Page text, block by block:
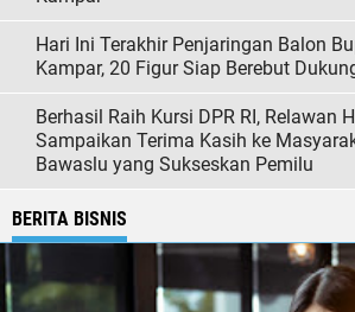
Hari Ini Terakhir Penjaringan Balon
Kampar, 20 Figur Siap Berebut
Berhasil Raih Kursi DPR RI, Relawan
Sampaikan Terima Kasih ke
Bawaslu yang Sukseskan Pemilu
BERITA BISNIS